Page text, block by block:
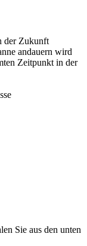
der Zukunft
andauern wird
Zeitpunkt in der
Sie aus den unten